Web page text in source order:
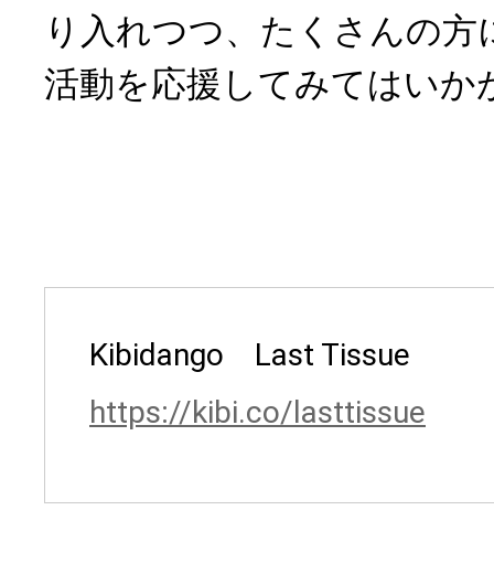
り入れつつ、たくさんの
活動を応援してみてはいか
Kibidango Last Tissue
https://kibi.co/lasttissue